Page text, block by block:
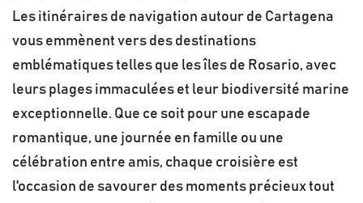
Les itinéraires de navigation autour de Cartagena
vous emmènent vers des destinations
emblématiques telles que les îles de Rosario, avec
leurs plages immaculées et leur biodiversité marine
exceptionnelle. Que ce soit pour une escapade
romantique, une journée en famille ou une
célébration entre amis, chaque croisière est
l'occasion de savourer des moments précieux tout